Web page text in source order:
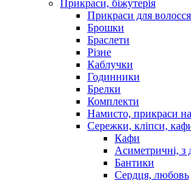
Прикраси, біжутерія
Прикраси для волосся
Брошки
Браслети
Різне
Каблучки
Годинники
Брелки
Комплекти
Намисто, прикраси
Сережки, кліпси,
Кафи
Асиметричні, з
Бантики
Сердця, любовь